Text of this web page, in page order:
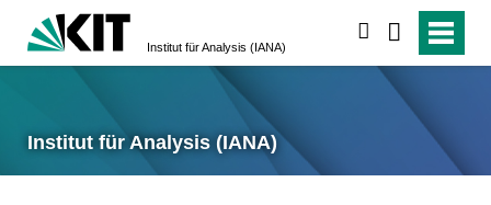
Institut für Analysis (IANA)
Institut für Analysis (IANA)